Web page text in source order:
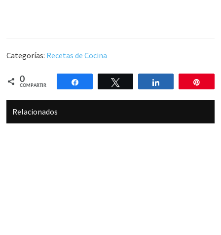
Categorías: Recetas de Cocina
0
COMPARTIR
Compartir Compartir
Relacionados